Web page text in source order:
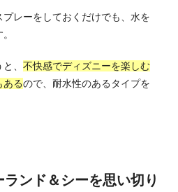
レーをしておくだけでも、水を
、 不快感でディズニーを楽しむ
あるので、耐水性のあるタイプを
ンド＆シーを思い切り